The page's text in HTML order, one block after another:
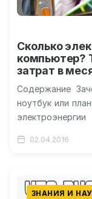
Сколько
компьютер?
затрат в
Содержание
ноутбук или
компьютер,…
02.04.2016
ЗНАНИЯ И